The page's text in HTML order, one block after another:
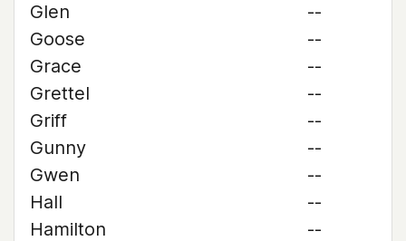
Glen
--
Goose
--
Grace
--
Grettel
--
Griff
--
Gunny
--
Gwen
--
Hall
--
Hamilton
--